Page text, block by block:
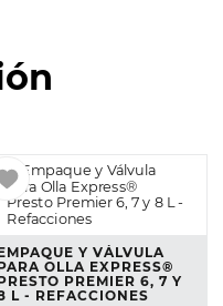
Y VÁLVULA
OLLA EXPRESS®
PREMIER 6, 7 Y
L - REFACCIONES